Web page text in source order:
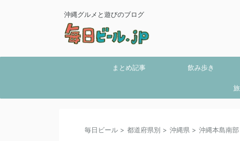
沖縄グルメと遊びのブログ
まとめ記事 飲み歩き
旅
毎日ビール > 都道府県別 > 沖縄県 > 沖縄本島南部